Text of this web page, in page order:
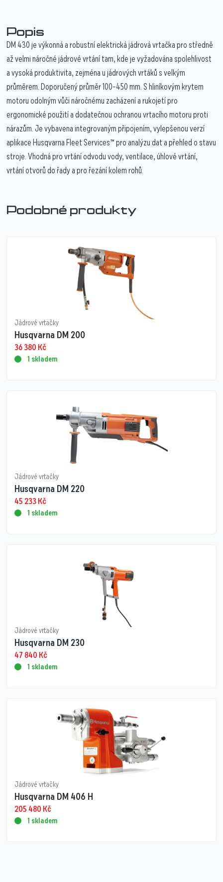
Popis
DM 430 je výkonná a robustní elektrická jádrová vrtačka pro středně
až velmi náročné jádrové vrtání tam, kde je vyžadována spolehlivost
a vysoká produktivita, zejména u jádrových vrtáků s velkým
průměrem. Doporučený průměr 100–450 mm. S hliníkovým krytem
motoru odolným vůči náročnému zacházení a rukojetí pro
ergonomické použití a dodatečnou ochranou vrtacího motoru proti
nárazům. Je vybavena integrovaným připojením, vylepšenou verzí
aplikace Husqvarna Fleet Services™ pro analýzu dat a přehled o stavu
stroje. Vhodná pro vrtání odvodu vody, ventilace, úhlové vrtání,
vrtání otvorů do řady a pro řezání kolem rohů.
Podobné produkty
Jádrové vrtačky
Husqvarna DM 200
36 380 Kč
1 skladem
Jádrové vrtačky
Husqvarna DM 220
45 233Kč
1 skladem
Jádrové vrtačky
Husqvarna DM 230
47 840 Kč
1 skladem
Jádrové vrtačky
Husqvarna DM 406 H
205 480 Kč
1 skladem